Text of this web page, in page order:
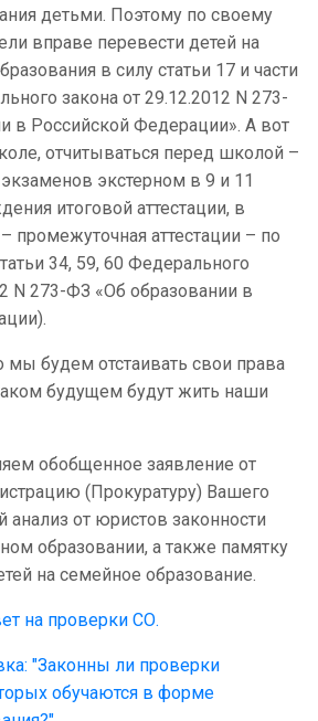
детьми. Поэтому по своему
вправе перевести детей на
в силу статьи 17 и части
закона от 29.12.2012 N 273-
в Российской Федерации». А вот
отчитываться перед школой –
экстерном в 9 и 11
итоговой аттестации, в
промежуточная аттестации – по
34, 59, 60 Федерального
N 273-ФЗ «Об образовании в
мы будем отстаивать свои права
будущем будут жить наши
обобщенное заявление от
(Прокуратуру) Вашего
анализ от юристов законности
образовании, а также памятку
на семейное образование.
на проверки СО.
"Законны ли проверки
обучаются в форме